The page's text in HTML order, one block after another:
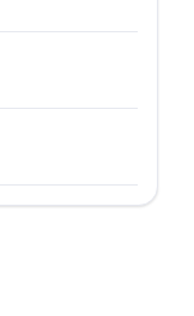
раз в 2